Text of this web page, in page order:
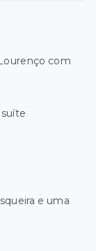
com
e uma